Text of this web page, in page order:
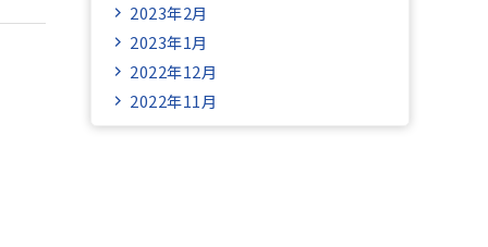
2023年2月
2023年1月
2022年12月
2022年11月